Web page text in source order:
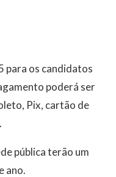
para os candidatos
poderá ser
Pix, cartão de
pública terão um
ano.